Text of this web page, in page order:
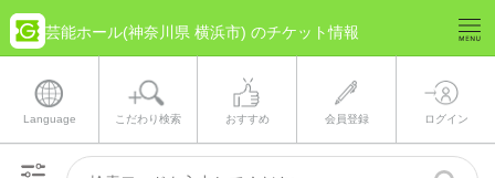
芸能ホール(神奈川県 横浜市) のチケット情報
Language こだわり検索 おすすめ 会員登録 ログイン